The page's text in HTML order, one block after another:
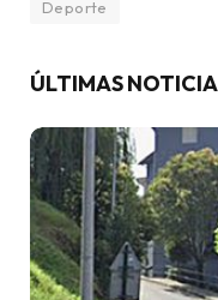
Deporte
ÚLTIMAS